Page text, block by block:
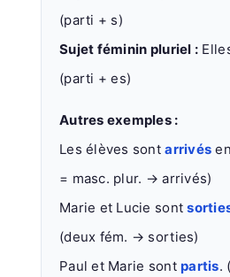
(parti + s)
Sujet féminin pluriel :
(parti + es)
Autres exemples :
Les élèves sontarrivés
= masc. plur. → arrivés)
Marie et Lucie sont
(deux fém. → sorties)
Paul et Marie sontpartis.